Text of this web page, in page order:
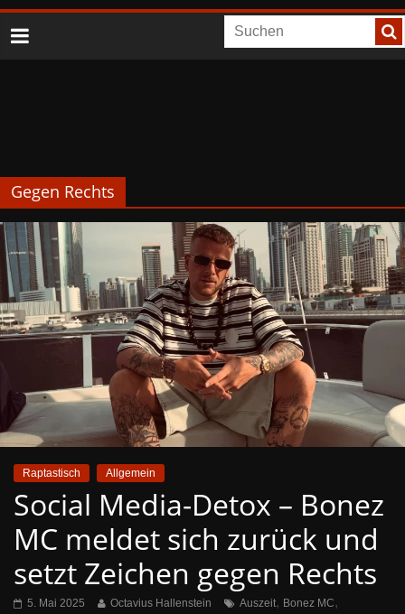
Gegen Rechts
Raptastisch Allgemein
Social Media-Detox – Bonez
MC meldet sich zurück und
setzt Zeichen gegen Rechts
5. Mai 2025 Octavius Hallenstein Auszeit, Bonez MC,